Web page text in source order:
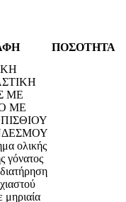
ΠΟΣΟΤΗΤΑ
ΜΕ
ΜΕ
ολικής
γόνατος